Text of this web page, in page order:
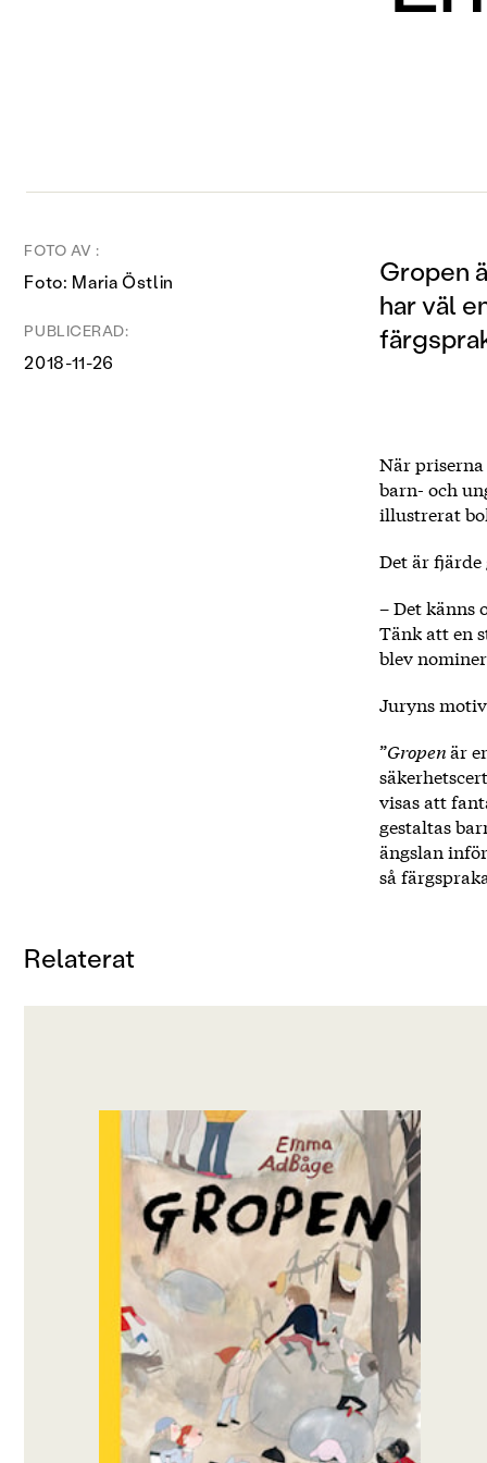
FOTO AV :
Foto: Maria Östlin
PUBLICERAD:
2018-11-26
Gropen
har väl
När
barn- och
illustrerat
Det är fjärde
– Det känns
Tänk att en
blev
Juryns
”Gropenär
visas att
gestaltas
ängslan
så
Relaterat
Vinnare av Augustpriset 2018!
Dom vuxna hatar Gropen. Dom tycker inte att
vi ska vara där och leka för man kan dö.
- Åtminstone ramla och slå sej! säger Eva.
- En gång ramlade jag och slog mej, säger jag.
Men det var inte i Gropen för det var i kuddis
när Hannes skulle hoppa från ribbstolen och
kom på mej istället för på tjockmattan.
Eva svarar inte. Hon bara gör liten mun och
tittar bort.